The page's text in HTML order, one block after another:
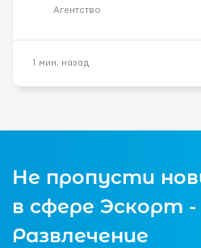
Агентство
1 мин. назад
Не пропусти
в сфере Эскорт
Развлечение